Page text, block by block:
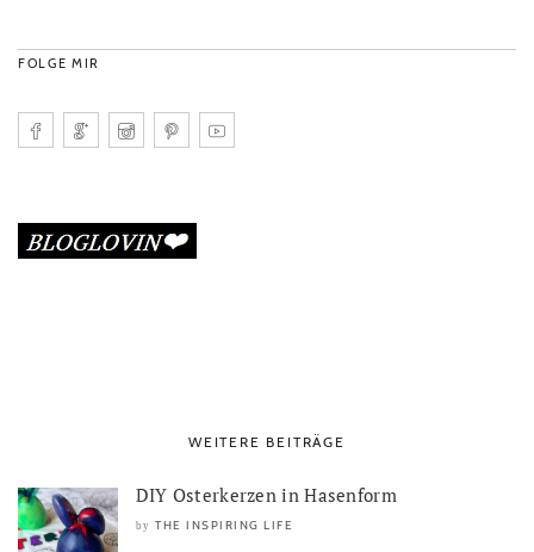
FOLGE MIR
WEITERE BEITRÄGE
DIY Osterkerzen in Hasenform
by THE INSPIRING LIFE